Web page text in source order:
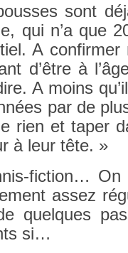
sont
qui n’a que
A
d’être à
A moins
par de
rien et taper
à leur tête. »
fiction…
assez
quel­ques
si…